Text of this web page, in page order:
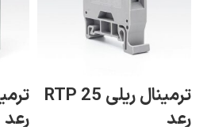
ترمینال ریلی RTP 25
رعد
رعد